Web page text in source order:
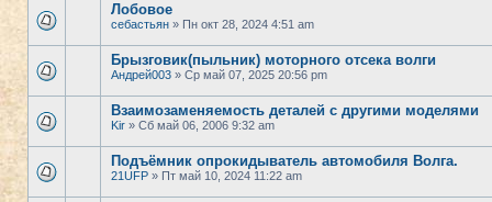
Лобовое
себастьян » Пн окт 28, 2024 4:51 am
Брызговик(пыльник) моторного отсека волги
Андрей003 » Ср май 07, 2025 20:56 pm
Взаимозаменяемость деталей с другими моделями
Kir » Сб май 06, 2006 9:32 am
Подъёмник опрокидыватель автомобиля Волга.
21UFP » Пт май 10, 2024 11:22 am